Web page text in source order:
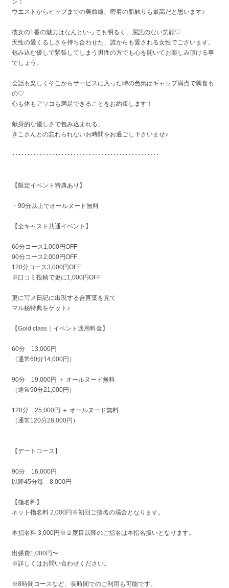
ウエストからヒップまでの美曲線、密着の肌触りも最高だと思います♪
彼女の1番の魅力はなんといっても明るく、屈託のない笑顔♡
天性の愛くるしさを持ち合わせた、誰からも愛される女性でございます。
包み込む優しで緊張してしまう男性の方でも心を開いてお楽しみ頂ける事
でしょう。
会話も楽しくそこからサービスに入った時の色気はギャップ満点で興奮も
の♡
心も体もアソコも満足できることをお約束します！
献身的な優しさで包み込まれる、
きこさんとの忘れられないお時間をお過ごし下さいませ♪
‥‥‥‥‥‥‥‥‥‥‥‥‥‥‥‥‥‥‥‥‥‥‥‥
【限定イベント特典あり】
・90分以上でオールヌード無料
【全キャスト共通イベント】
60分コース1,000円OFF
90分コース2,000円OFF
120分コース3,000円OFF
※口コミ投稿で更に1,000円OFF
更に写メ日記に出現する合言葉を見て
マル秘特典をゲット♪
【Gold class｜イベント適用料金】
60分 13,000円
（通常60分14,000円）
90分 19,000円 ＋ オールヌード無料
（通常90分21,000円）
120分 25,000円 ＋ オールヌード無料
（通常120分28,000円）
【デートコース】
90分 16,000円
以降45分毎 8,000円
【指名料】
ネット指名料 2,000円※初回ご指名の場合となります。
本指名料 3,000円※２度目以降のご指名は本指名扱いとなります。
出張費1,000円〜
※詳しくはお問い合わせください。
※8時間コースなど、長時間でのご利用も可能です。